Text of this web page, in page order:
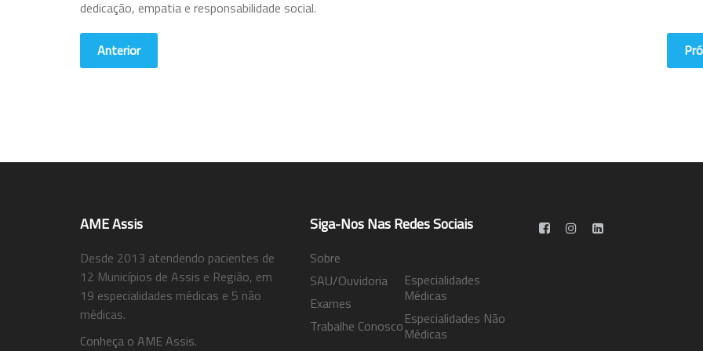
dedicação, empatia e responsabilidade social.
Anterior
AME Assis
Desde 2013 atendendo pacientes de
12 Municípios de Assis e Região, em
19 especialidades médicas e 5 não
médicas.
Conheça o AME Assis.
Siga-Nos Nas Redes Sociais
Sobre
SAU/Ouvidoria
Exames
Trabalhe Conosco
Especialidades
Médicas
Especialidades Não
Médicas